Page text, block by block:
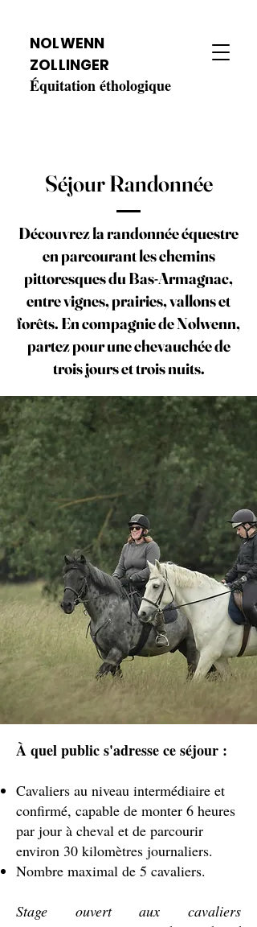
NOLWENN
ZOLLINGER
Équitation éthologique
Séjour Randonnée
Découvrez la randonnée équestre
en parcourant les chemins
pittoresques du Bas-Armagnac,
entre vignes, prairies, vallons et
forêts. En compagnie de Nolwenn,
partez pour une chevauchée de
trois jours et trois nuits.
À quel public s'adresse ce séjour :
Cavaliers au niveau intermédiaire et
confirmé, capable de monter 6 heures
par jour à cheval et de parcourir
environ 30 kilomètres journaliers.
Nombre maximal de 5 cavaliers.
Stage ouvert aux cavaliers